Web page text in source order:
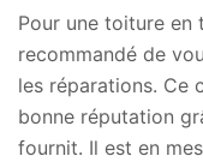
Pour une toiture en
recommandé de
les réparations. Ce
bonne réputation
fournit. Il est en